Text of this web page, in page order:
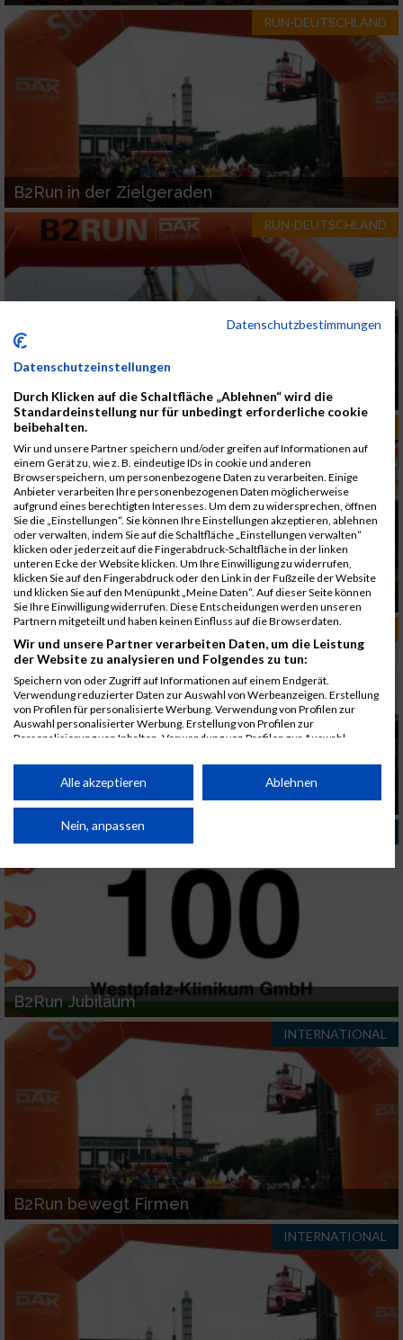
RUN-DEUTSCHLAND
B2Run in der Zielgeraden
RUN-DEUTSCHLAND
B2Run-Serie geht weiter
Gemeinsam aktiv
RUN-DEUTSCHLAND
B2Run München
B2Run Jubiläum
INTERNATIONAL
B2Run bewegt Firmen
INTERNATIONAL
Datenschutzbestimmungen
Datenschutzeinstellungen
Durch Klicken auf die Schaltfläche „Ablehnen“ wird die
Standardeinstellung nur für unbedingt erforderliche cookie
beibehalten.
Wir und unsere Partner speichern und/oder greifen auf Informationen auf
einem Gerät zu, wie z. B. eindeutige IDs in cookie und anderen
Browserspeichern, um personenbezogene Daten zu verarbeiten. Einige
Anbieter verarbeiten Ihre personenbezogenen Daten möglicherweise
aufgrund eines berechtigten Interesses. Um dem zu widersprechen, öffnen
Sie die „Einstellungen“. Sie können Ihre Einstellungen akzeptieren, ablehnen
oder verwalten, indem Sie auf die Schaltfläche „Einstellungen verwalten“
klicken oder jederzeit auf die Fingerabdruck-Schaltfläche in der linken
unteren Ecke der Website klicken. Um Ihre Einwilligung zu widerrufen,
klicken Sie auf den Fingerabdruck oder den Link in der Fußzeile der Website
und klicken Sie auf den Menüpunkt „Meine Daten“. Auf dieser Seite können
Sie Ihre Einwilligung widerrufen. Diese Entscheidungen werden unseren
Partnern mitgeteilt und haben keinen Einfluss auf die Browserdaten.
Wir und unsere Partner verarbeiten Daten, um die Leistung
der Website zu analysieren und Folgendes zu tun:
Speichern von oder Zugriff auf Informationen auf einem Endgerät.
Verwendung reduzierter Daten zur Auswahl von Werbeanzeigen. Erstellung
von Profilen für personalisierte Werbung. Verwendung von Profilen zur
Auswahl personalisierter Werbung. Erstellung von Profilen zur
Personalisierung von Inhalten. Verwendung von Profilen zur Auswahl
Performance von Inhalten. Analyse von Zielgruppen durch Statistiken oder
Kombinationen von Daten aus verschiedenen Quellen. Entwicklung und
von Inhalten.
Daten können außerhalb der Europäischen Union weitergegeben und in die
Website/App.
Partnerliste anzeigen (1 IAB-Anbieter)
Wir nutzen Ihre Daten für folgende Zwecke:
IAB-Verarbeitungszwecke:
Speichern von oder Zugriff auf Informationen
auf einem Endgerät
Verwendung reduzierter Daten zur Auswahl
von Werbeanzeigen
Erstellung von Profilen für personalisierte
Verwendung von Profilen zur Auswahl
personalisierter Werbung
Erstellung von Profilen zur Personalisierung
von Inhalten
Verwendung von Profilen zur Auswahl
personalisierter Inhalte
Messung der Werbeleistung
Alle akzeptieren Ablehnen
Nein, anpassen